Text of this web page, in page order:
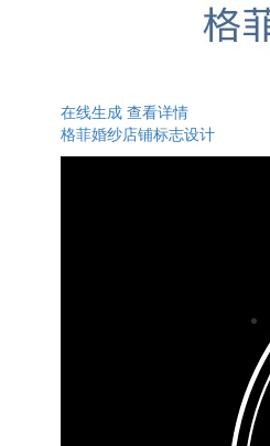
在线生成 查看详情
格菲婚纱店铺标志设计